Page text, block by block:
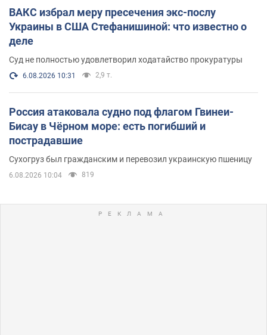
ВАКС избрал меру пресечения экс-послу
Украины в США Стефанишиной: что известно о
деле
Суд не полностью удовлетворил ходатайство прокуратуры
6.08.2026 10:31 2,9 т.
Россия атаковала судно под флагом Гвинеи-
Бисау в Чёрном море: есть погибший и
пострадавшие
Сухогруз был гражданским и перевозил украинскую пшеницу
6.08.2026 10:04 819